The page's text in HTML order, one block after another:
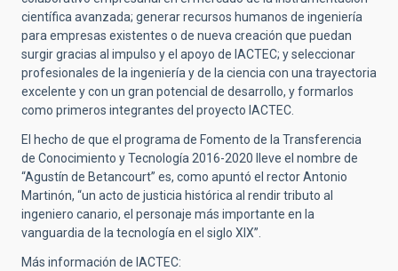
científica avanzada; generar recursos humanos de ingeniería
para empresas existentes o de nueva creación que puedan
surgir gracias al impulso y el apoyo de IACTEC; y seleccionar
profesionales de la ingeniería y de la ciencia con una trayectoria
excelente y con un gran potencial de desarrollo, y formarlos
como primeros integrantes del proyecto IACTEC.
El hecho de que el programa de Fomento de la Transferencia
de Conocimiento y Tecnología 2016-2020 lleve el nombre de
“Agustín de Betancourt” es, como apuntó el rector Antonio
Martinón, “un acto de justicia histórica al rendir tributo al
ingeniero canario, el personaje más importante en la
vanguardia de la tecnología en el siglo XIX”.
Más información de IACTEC: